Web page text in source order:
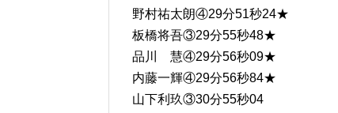
野村祐太朗④29分51秒24★
板橋将吾③29分55秒48★
品川 慧④29分56秒09★
内藤一輝④29分56秒84★
山下利玖③30分55秒04